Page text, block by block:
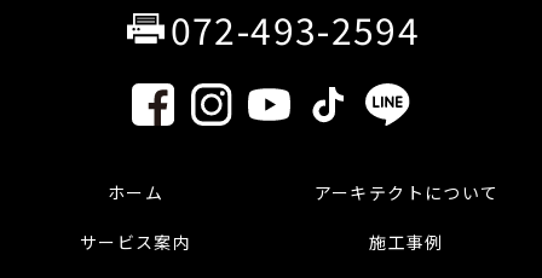
072-493-2594
ホーム アーキテクトについて
サービス案内 施工事例